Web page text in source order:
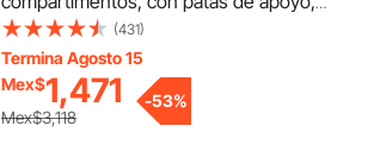
fácil recogida de huevos, acero
galvanizado y plástico de alta
resistencia, nidos plegables para gallinas
y pollos ponedores, color naranja
(431)
Termina Agosto 15
Mex$1,471
Mex$3,118
-53%